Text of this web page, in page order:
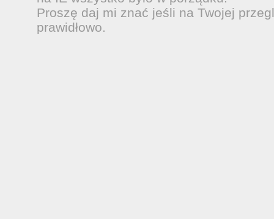
Proszę daj mi znać jeśli na Twojej
prawidłowo.